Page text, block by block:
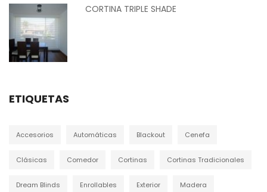
CORTINA TRIPLE SHADE
ETIQUETAS
Accesorios Automáticas Blackout Cenefa
Clásicas Comedor Cortinas Cortinas Tradicionales
Dream Blinds Enrollables Exterior Madera